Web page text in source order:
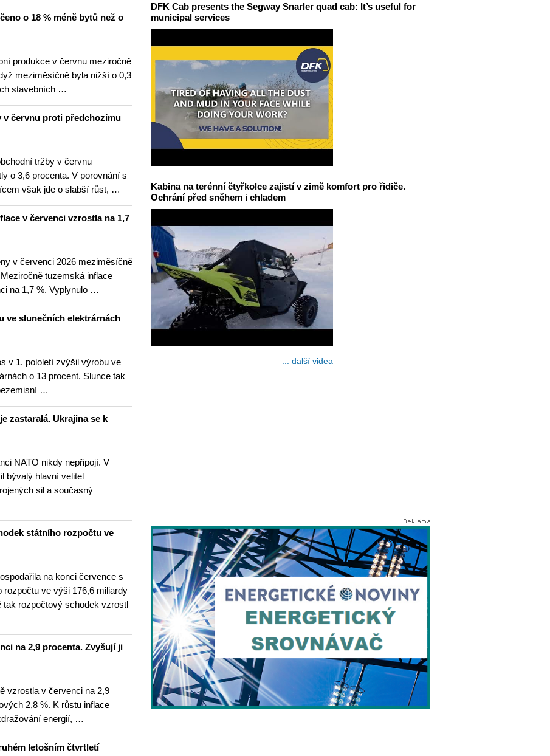
o 18 % méně bytů než o
produkce v červnu meziročně
meziměsíčně byla nižší o 0,3
stavebních …
v červnu proti předchozímu
tržby v červnu
o 3,6 procenta. V porovnání s
však jde o slabší růst, …
v červenci vzrostla na 1,7
v červenci 2026 meziměsíčně
tuzemská inflace
na 1,7 %. Vyplynulo …
ve slunečních elektrárnách
v 1. pololetí zvýšil výrobu ve
o 13 procent. Slunce tak
…
zastaralá. Ukrajina se k
NATO nikdy nepřipojí. V
bývalý hlavní velitel
sil a současný
státního rozpočtu ve
na konci července s
rozpočtu ve výši 176,6 miliardy
tak rozpočtový schodek vzrostl
na 2,9 procenta. Zvyšují ji
vzrostla v červenci na 2,9
2,8 %. K růstu inflace
energií, …
letošním čtvrtletí
DFK Cab presents the Segway Snarler quad cab: It’s useful for
municipal services
Kabina na terénní čtyřkolce zajistí v zimě komfort pro řidiče.
Ochrání před sněhem i chladem
... další videa